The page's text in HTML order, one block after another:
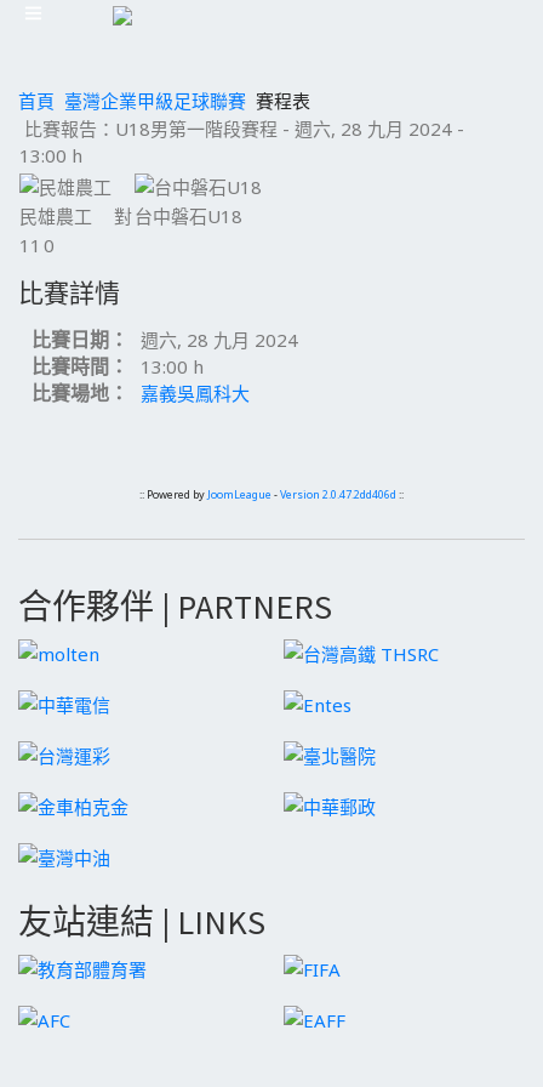
首頁 臺灣企業甲級足球聯賽 賽程表
比賽報告：U18男第一階段賽程 - 週六, 28 九月 2024 -
13:00 h
民雄農工 對台中磐石U18
11 0
比賽詳情
比賽日期： 週六, 28 九月 2024
比賽時間： 13:00 h
比賽場地： 嘉義吳鳳科大
:: Powered by JoomLeague -Version 2.0.47.2dd406d ::
合作夥伴 | PARTNERS
友站連結 | LINKS